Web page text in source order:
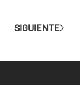
SIGUIENTE